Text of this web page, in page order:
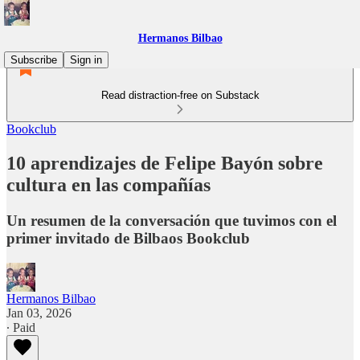
Hermanos Bilbao
Subscribe
Sign in
Read distraction-free on Substack
Bookclub
10 aprendizajes de Felipe Bayón sobre
cultura en las compañías
Un resumen de la conversación que tuvimos con el
primer invitado de Bilbaos Bookclub
Hermanos Bilbao
Jan 03, 2026
∙ Paid